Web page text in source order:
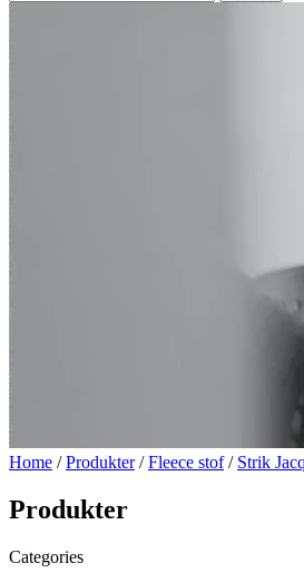
Home /Produkter/Fleece stof/ Strik
Produkter
Categories